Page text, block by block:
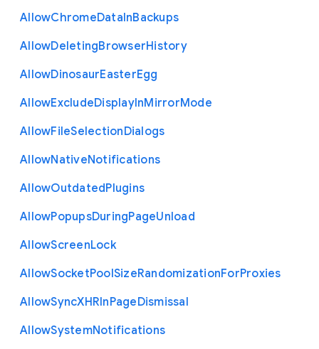
AllowChromeDataInBackups
AllowDeletingBrowserHistory
AllowDinosaurEasterEgg
AllowExcludeDisplayInMirrorMode
AllowFileSelectionDialogs
AllowNativeNotifications
AllowOutdatedPlugins
AllowPopupsDuringPageUnload
AllowScreenLock
AllowSocketPoolSizeRandomizationForProxies
AllowSyncXHRInPageDismissal
AllowSystemNotifications